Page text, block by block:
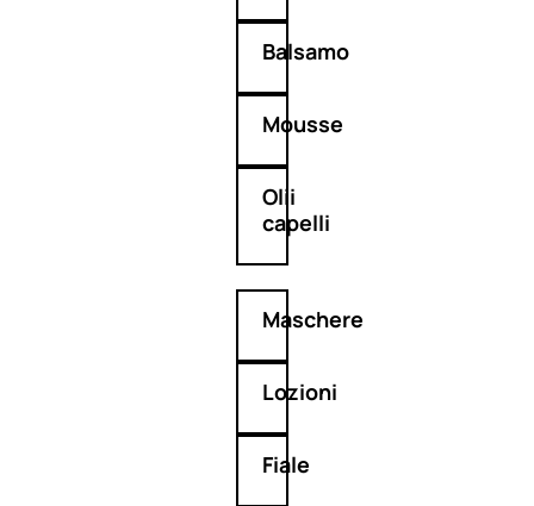
Balsamo
Mousse
Olii
capelli
Maschere
Lozioni
Fiale